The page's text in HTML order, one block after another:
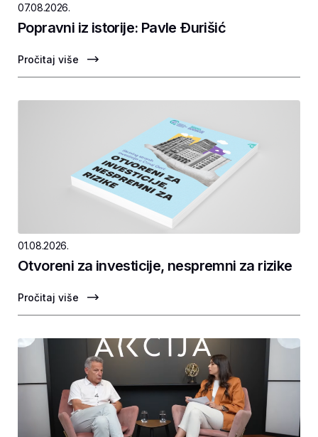
07.08.2026.
Popravni iz istorije: Pavle Ðurišić
Pročitaj više
01.08.2026.
Otvoreni za investicije, nespremni za rizike
Pročitaj više